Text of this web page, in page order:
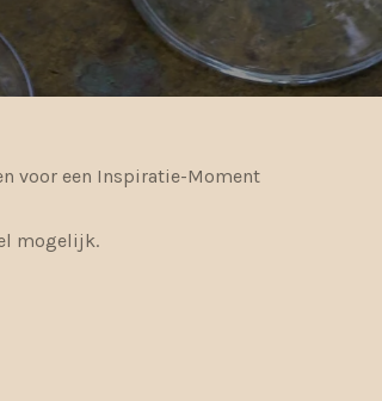
voor een Inspiratie-Moment
mogelijk.